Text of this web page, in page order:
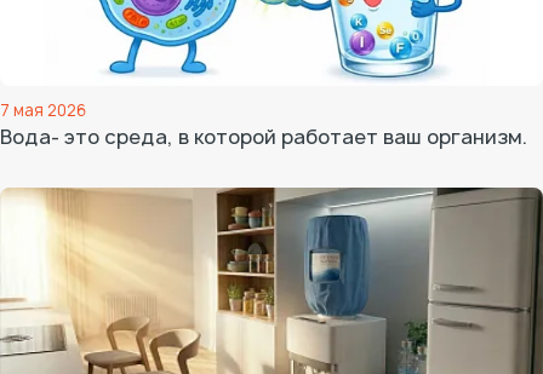
7 мая 2026
Вода- это среда, в которой работает ваш организм.